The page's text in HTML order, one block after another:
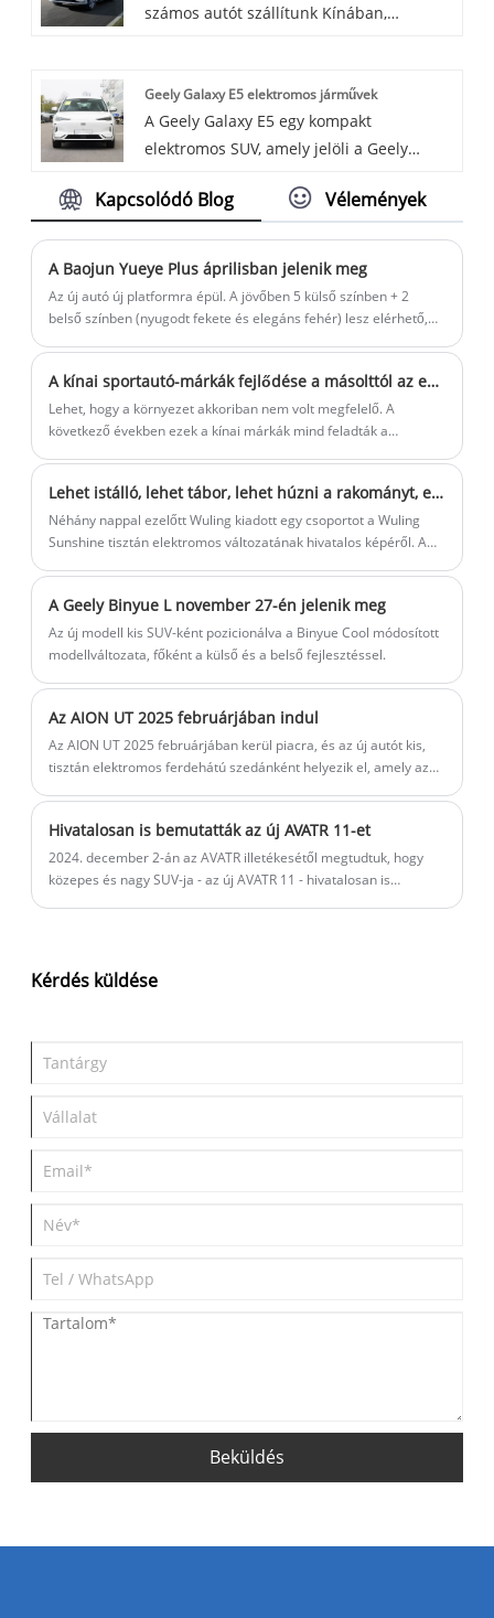
számos autót szállítunk Kínában,
Geely Galaxy E5 elektromos járművek
A Geely Galaxy E5 egy kompakt
elektromos SUV, amely jelöli a Geely
jármű piacán. Ezt az elektromos autót egy
maximális teljesítményt nyújt 160 kW, ami
218 lóerőnek és 320 nm -es
csúcsnyomatéknak felel meg. Az
elektromos járművek két akkumulátorral
kaphatók: egy 49,52 kWh -os akkumulátor,
amely 440 km -es és 60,22 kWh -os
akkumulátort biztosít, amely a tartományt
Kapcsolódó Blog Vélemények
A Baojun Yueye Plus áprilisban jelenik meg
Az új autó új platformra épül. A jövőben 5 külső színben + 2
belső színben (nyugodt fekete és elegáns fehér) lesz elérhető,
A kínai sportautó-márkák fejlődése a másolttól az eredetiig
Lehet, hogy a környezet akkoriban nem volt megfelelő. A
következő években ezek a kínai márkák mind feladták a
sportkocsi ebben az időben már nem hasonlítható össze azokkal
az autókkal, amelyek az ellenkező irányba jöttek.
Lehet istálló, lehet tábor, lehet húzni a rakományt, elhatározta, hogy nem a kínai "K autó" Wuling Sunshine tisztán elektromos változata a hivatalos rajzok
Néhány nappal ezelőtt Wuling kiadott egy csoportot a Wuling
Sunshine tisztán elektromos változatának hivatalos képéről. A
kempingezést stb., figyelembe véve a játékosságot és a
praktikumot.
A Geely Binyue L november 27-én jelenik meg
Az új modell kis SUV-ként pozicionálva a Binyue Cool módosított
modellváltozata, főként a külső és a belső fejlesztéssel.
Az AION UT 2025 februárjában indul
Az AION UT 2025 februárjában kerül piacra, és az új autót kis,
tisztán elektromos ferdehátú szedánként helyezik el, amely az
Hivatalosan is bemutatták az új AVATR 11-et
2024. december 2-án az AVATR illetékesétől megtudtuk, hogy
közepes és nagy SUV-ja - az új AVATR 11 - hivatalosan is
Kérdés küldése
Beküldés